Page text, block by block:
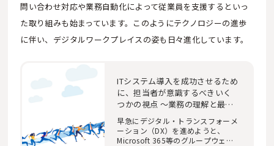
問い合わせ対応や業務自動化によって従業員を支援するといっ
た取り組みも始まっています。このようにテクノロジーの進歩
に伴い、デジタルワークプレイスの姿も日々進化しています。
ITシステム導入を成功させるため
に、担当者が意識するべきいく
つかの視点 ～業務の理解と最適
化、コミュニケーション～
早急にデジタル・トランスフォーメ
ーション（DX）を進めようと、
Microsoft 365等のグループウェア